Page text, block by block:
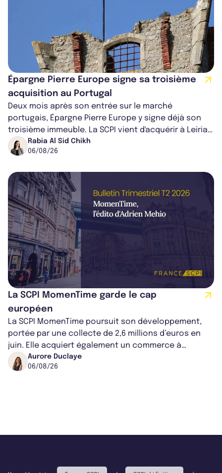
Épargne Pierre Europe signe sa troisième
acquisition au Portugal
Deux mois après son entrée sur le marché
portugais, Épargne Pierre Europe y signe déjà son
troisième immeuble. La SCPI vient d'acquérir à Leiria,
dans le centre du pays, un établis...
Rabia Al Sid Chikh
06/08/26
La SCPI MomenTime garde le cap
européen
La SCPI MomenTime poursuit son développement,
portée par une collecte de 2,6 millions d’euros en
juin. Elle acquiert également un commerce à
Worcester, place une plateforme logisti...
Aurore Duclaye
06/08/26